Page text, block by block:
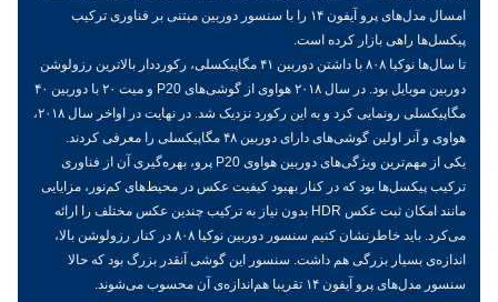
امسال مدل‌های پرو آیفون ۱۴ را با سنسور دوربین مبتنی بر فناوری ترکیب
پیکسل‌ها راهی بازار کرده است.
تا سال‌ها نوکیا ۸۰۸ با داشتن دوربین ۴۱ مگاپیکسلی، رکورددار بالاترین رزولوشن
دوربین موبایل بود. در سال ۲۰۱۸ هواوی از گوشی‌های P20 و میت ۲۰ با دوربین ۴۰
مگاپیکسلی رونمایی کرد و به این رکورد نزدیک شد. در نهایت در اواخر سال ۲۰۱۸،
هواوی و آنر اولین گوشی‌های دارای دوربین ۴۸ مگاپیکسلی را معرفی کردند.
یکی از مهم‌ترین ویژگی‌های دوربین هواوی P20 پرو، بهره‌گیری آن از فناوری
ترکیب پیکسل‌ها بود که در کنار بهبود کیفیت عکس در محیط‌های کم‌نور، مزایایی
مانند امکان ثبت عکس HDR بدون نیاز به ترکیب چندین عکس مختلف را ارائه
می‌کرد. باید خاطرنشان کنیم سنسور دوربین نوکیا ۸۰۸ در کنار رزولوشن بالا،
اندازه‌ی بسیار بزرگی هم داشت. سنسور این گوشی آنقدر بزرگ بود که حالا
سنسور مدل‌های پرو آیفون ۱۴ تقریبا هم‌اندازه‌ی آن محسوب می‌شوند.